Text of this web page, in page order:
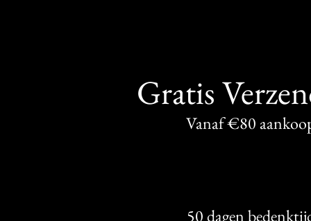
Gratis
Vanaf €80
50 dagen